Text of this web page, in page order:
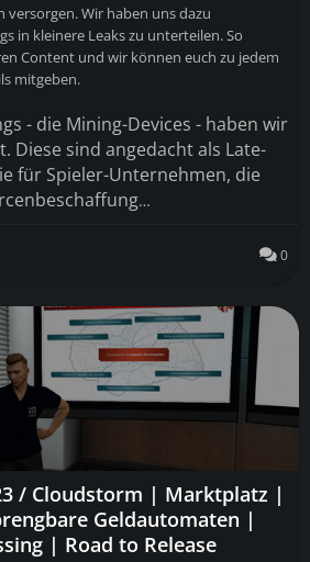
Wir haben uns dazu
in kleinere Leaks zu unterteilen. So
Content und wir können euch zu jedem
mitgeben.
- die Mining-Devices - haben wir
Diese sind angedacht als Late-
für Spieler-Unternehmen, die
…
0
23 / Cloudstorm | Marktplatz |
Geldautomaten |
| Road to Release